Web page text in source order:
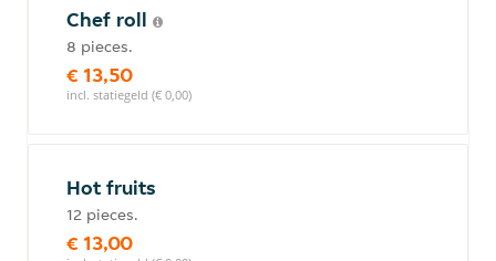
Chef roll
8 pieces.
€ 13,50
incl. statiegeld (€ 0,00)
Hot fruits
12 pieces.
€ 13,00